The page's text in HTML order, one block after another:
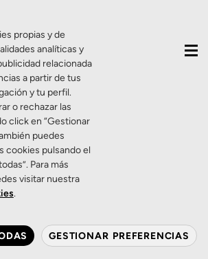
lentes
Visual
Lentes
para que
propias y de
analíticas y
relacionada
a partir de tus
y tu perfil.
o rechazar las
click en “Gestionar
puedes
cookies pulsando el
Para más
visitar nuestra
.
GESTIONAR PREFERENCIAS